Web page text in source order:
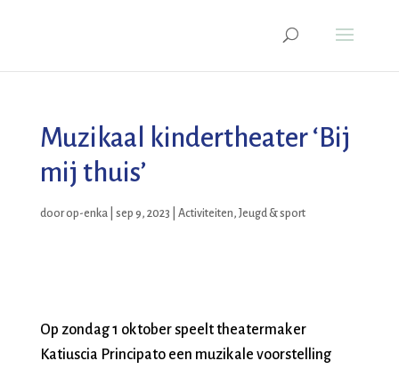
Muzikaal kindertheater ‘Bij
mij thuis’
doorop-enka| sep 9, 2023 Activiteiten, Jeugd & sport
Op zondag 1 oktober speelt theatermaker
Katiuscia Principato een muzikale voorstelling